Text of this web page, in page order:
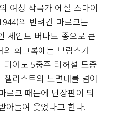
여성 작곡가 에설 스마이
의 반려견 마르코는
세인트 버나드 종으로 큰
회고록에는 브람스가
아노 5중주 리허설 도중
리스트의 보면대를 넘어
르코 때문에 난장판이 되
아들여 웃었다고 한다.